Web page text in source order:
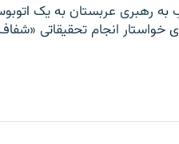
به رهبری عربستان به یک
انجام تحقیقاتی